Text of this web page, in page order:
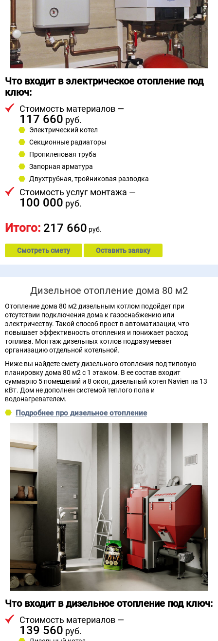
Что входит в электрическое отопление под
ключ:
Стоимость материалов —
117 660 руб.
Электрический котел
Секционные радиаторы
Пропиленовая труба
Запорная арматура
Двухтрубная, тройниковая разводка
Стоимость услуг монтажа —
100 000 руб.
Итого: 217 660 руб.
Смотреть смету Оставить заявку
Дизельное отопление дома 80 м2
Отопление дома 80 м2 дизельным котлом подойдет при
отсутствии подключения дома к газоснабжению или
электричеству. Такой способ прост в автоматизации, что
повышает эффективность отопления и понижает расход
топлива. Монтаж дизельных котлов подразумевает
организацию отдельной котельной.
Ниже вы найдете смету дизельного отопления под типовую
планировку дома 80 м2 с 1 этажом. В ее состав входит
суммарно 5 помещений и 8 окон, дизельный котел Navien на 13
кВт. Дом не дополнен системой теплого пола и
водонагревателем.
Подробнее про дизельное отопление
Что входит в дизельное отопление под ключ:
Стоимость материалов —
139 560 руб.